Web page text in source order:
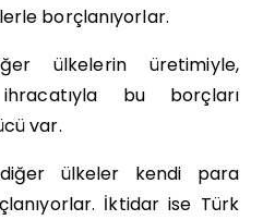
borçlanıyorlar.
ülkelerin üretimiyle,
ihracatıyla bu borçları
var.
ülkeler kendi para
İktidar ise Türk